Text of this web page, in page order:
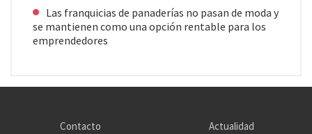
Las franquicias de panaderías no pasan de moda y
se mantienen como una opción rentable para los
emprendedores
Contacto
Actualidad